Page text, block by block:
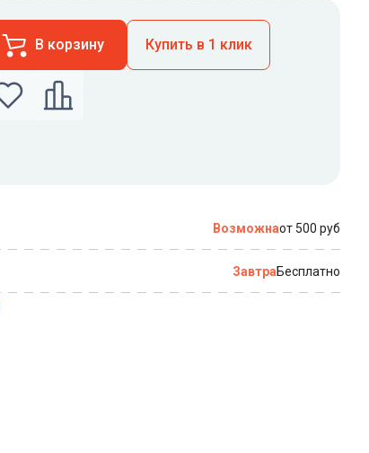
В корзину Купить в 1 клик
Возможнаот 500 руб
ЗавтраБесплатно